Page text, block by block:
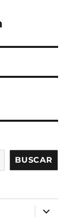
BUSCAR
expandir
el